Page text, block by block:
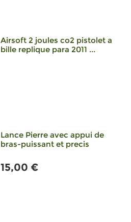
Airsoft 2 joules co2 pistolet a
bille replique para 2011 ...
Lance Pierre avec appui de
bras-puissant et precis
15,00 €